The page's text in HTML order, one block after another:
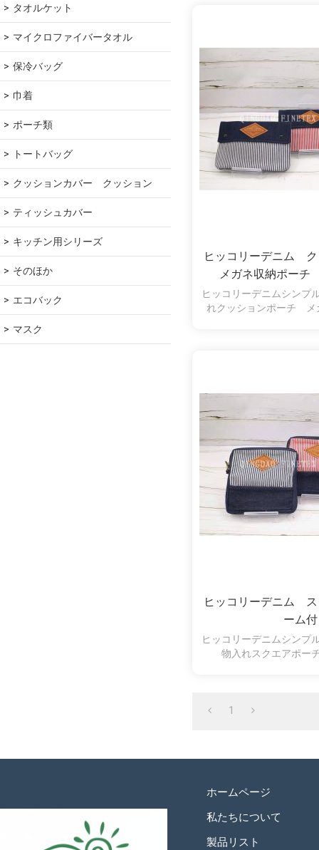
タオルケット
マイクロファイバータオル
保冷バッグ
巾着
ポーチ類
トートバッグ
クッションカバー　クッション
ティッシュカバー
キッチン用シリーズ
そのほか
エコバック
マスク
ヒッコリーデニム
メガネ収納ポーチ
ヒッコリーデニムシンプ
れクッションポーチ
ヒッコリーデニム
ーム
ヒッコリーデニムシンプ
物入れスクエアポー
1
ホームページ
私たちについて
製品リスト